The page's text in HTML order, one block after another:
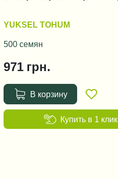
YUKSEL TOHUM
500 семян
971 грн.
В корзину
Купить в 1 клик